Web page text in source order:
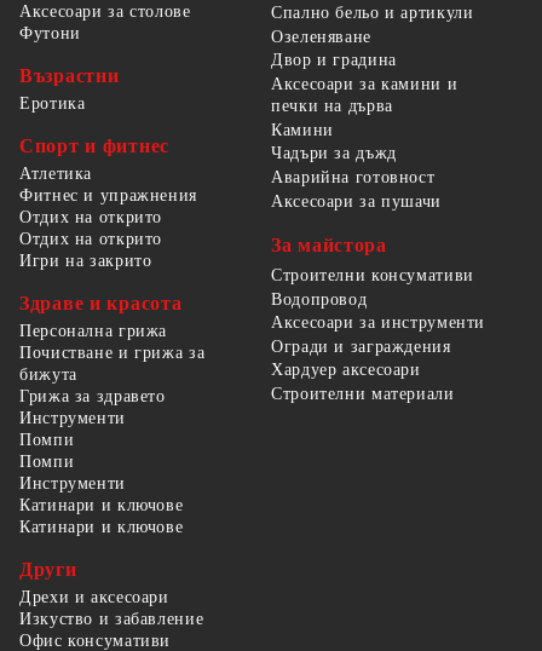
Аксесоари за столове
Футони
Възрастни
Еротика
Спорт и фитнес
Атлетика
Фитнес и упражнения
Отдих на открито
Отдих на открито
Игри на закрито
Здраве и красота
Персонална грижа
Почистване и грижа за
бижута
Грижа за здравето
Спално бельо и артикули
Озеленяване
Двор и градина
Аксесоари за камини и
печки на дърва
Камини
Чадъри за дъжд
Аварийна готовност
Аксесоари за пушачи
За майстора
Строителни консумативи
Водопровод
Аксесоари за инструменти
Огради и заграждения
Хардуер аксесоари
Строителни материали
Инструменти
Помпи
Помпи
Инструменти
Катинари и ключове
Катинари и ключове
Други
Дрехи и аксесоари
Изкуство и забавление
Офис консумативи